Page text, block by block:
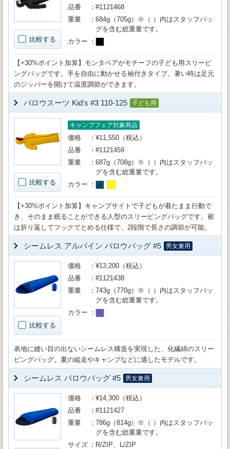
比較する
品番
#1121468
重量
684g（705g）※（ ）内はスタッフバッ
グを含む総重量です。
カラー
【+30%ポイント加算】モンタベアがモチーフの子ども用スリーピ
ングバッグです。手を自由に動かせる袖付きタイプ。暑い時は足元
のジッパーを開けて温度調節ができます。
バロウスーツ Kid's #3 110-125 子ども用
比較する
キャンプフェア対象商品
価格
¥11,550（税込）
品番
#1121459
重量
687g（708g）※（ ）内はスタッフバッ
グを含む総重量です。
カラー
【+30%ポイント加算】キャンプサイトで子どもが着たまま行動で
き、そのまま眠ることができる人型のスリーピングバッグです。裾
は折り返してフックでとめる仕様で、2段階で長さの調節が可能。
シームレス アルパイン バロウバッグ #5 男女兼用
比較する
価格
¥13,200（税込）
品番
#1121438
重量
743g（770g）※（ ）内はスタッフバッ
グを含む総重量です。
カラー
表地に縫い目の出ないシームレス構造を実現した、化繊綿のスリー
ピングバッグ。夏の縦走やキャンプなどに適したモデルです。
シームレス バロウバッグ #5 男女兼用
価格
¥14,300（税込）
品番
#1121427
重量
786g（814g）※（ ）内はスタッフバッ
グを含む総重量です。
サイズ
R/ZIP、L/ZIP